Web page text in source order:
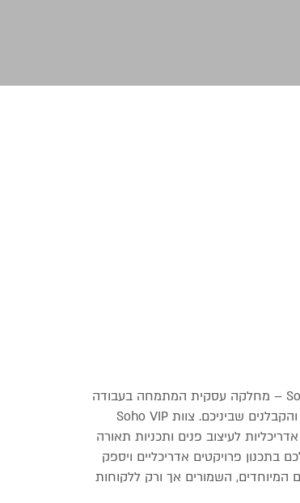
סוהו עיצוב, ריהוט ותאורה הקימה את Soho VIP – מחלקה עסקית המתמחה בעבודה
מול קהל מקצועי’ עבור האדריכלים, המעצבים והקבלנים שביניכם. צוות Soho VIP
לעיצוב פנים ותכניות תאורה
בתכנון פרויקטים אדריכליים ויספק
המיוחדים, השמורים אך ורק ללקוחות